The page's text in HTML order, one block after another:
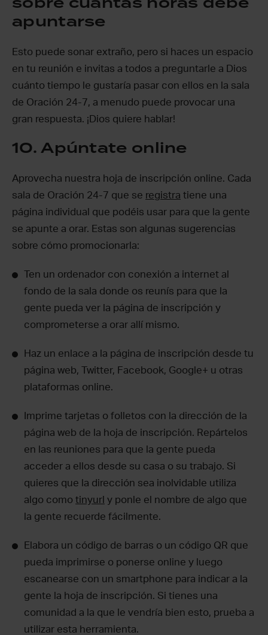
apuntarse
Esto puede sonar extraño, pero si haces un espacio
en tu reunión e invitas a todos a preguntarle a Dios
cuánto tiempo le gustaría pasar con ellos en la sala
de Oración 24-7, a menudo puede provocar una
gran respuesta. ¡Dios quiere hablar!
10. Apúntate online
Aprovecha nuestra hoja de inscripción online. Cada
sala de Oración 24-7 que se registra tiene una
página individual que podéis usar para que la gente
se apunte a orar. Estas son algunas sugerencias
sobre cómo promocionarla:
Ten un ordenador con conexión a internet al
fondo de la sala donde os reunís para que la
gente pueda ver la página de inscripción y
comprometerse a orar allí mismo.
Haz un enlace a la página de inscripción desde tu
página web, Twitter, Facebook, Google+ u otras
plataformas online.
Imprime tarjetas o folletos con la dirección de la
página web de la hoja de inscripción. Repártelos
en las reuniones para que la gente pueda
acceder a ellos desde su casa o su trabajo. Si
quieres que la dirección sea inolvidable utiliza
algo como tinyurl y ponle el nombre de algo que
la gente recuerde fácilmente.
Elabora un código de barras o un código QR que
pueda imprimirse o ponerse online y luego
escanearse con un smartphone para indicar a la
gente la hoja de inscripción. Si tienes una
comunidad a la que le vendría bien esto, prueba a
utilizar esta herramienta.